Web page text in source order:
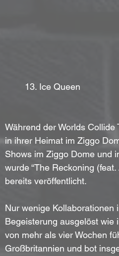
	13. Ice Queen
Während der Worlds
in ihrer Heimat im Ziggo
Shows im Ziggo Dome und
wurde “The Reckoning
bereits veröffentlicht.
Nur wenige Kollaborationen
Begeisterung ausgelöst wie
von mehr als vier Wochen
Großbritannien und bot